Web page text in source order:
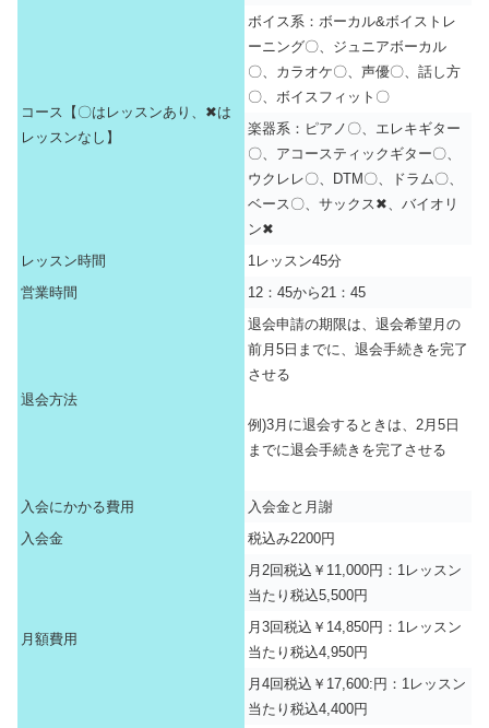
コース【〇はレッスンあり、✖は
レッスンなし】
ボイス系：ボーカル&ボイストレ
ーニング〇、ジュニアボーカル
〇、カラオケ〇、声優〇、話し方
〇、ボイスフィット〇
楽器系：ピアノ〇、エレキギター
〇、アコースティックギター〇、
ウクレレ〇、DTM〇、ドラム〇、
ベース〇、サックス✖、バイオリ
ン✖
レッスン時間
1レッスン45分
営業時間
12：45から21：45
退会方法
退会申請の期限は、退会希望月の
前月5日までに、退会手続きを完了
させる
例)3月に退会するときは、2月5日
までに退会手続きを完了させる
入会にかかる費用
入会金と月謝
入会金
税込み2200円
月額費用
月2回税込￥11,000円：1レッスン
当たり税込5,500円
月3回税込￥14,850円：1レッスン
当たり税込4,950円
月4回税込￥17,600:円：1レッスン
当たり税込4,400円